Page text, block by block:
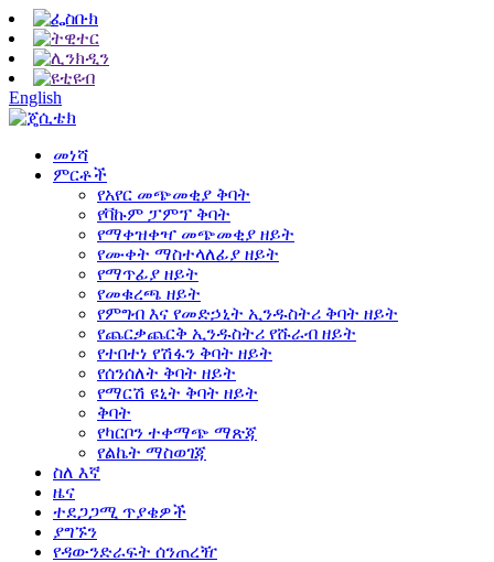
English
መነሻ
ምርቶች
የአየር መጭመቂያ ቅባት
የቫኩም ፓምፕ ቅባት
የማቀዝቀዣ መጭመቂያ ዘይት
የሙቀት ማስተላለፊያ ዘይት
የማጥፊያ ዘይት
የመቁረጫ ዘይት
የምግብ እና የመድኃኒት ኢንዱስትሪ ቅባት ዘይት
የጨርቃጨርቅ ኢንዱስትሪ የሹራብ ዘይት
የተበተነ የሽፋን ቅባት ዘይት
የሰንሰለት ቅባት ዘይት
የማርሽ ዩኒት ቅባት ዘይት
ቅባት
የካርቦን ተቀማጭ ማጽጃ
የልኬት ማስወገጃ
ስለ እኛ
ዜና
ተደጋጋሚ ጥያቄዎች
ያግኙን
የዳውንድራፍት ሰንጠረዥ